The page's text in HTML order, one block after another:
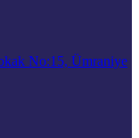
No:15, Ümraniye